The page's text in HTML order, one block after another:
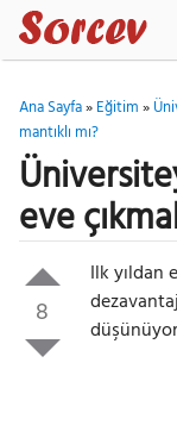
Ana Sayfa»Eğitim»
mantıklı mı?
eve
8
Ilk yıldan